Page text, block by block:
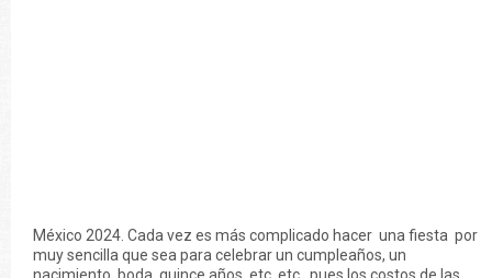
México 2024. Cada vez es más complicado hacer una fiesta por
muy sencilla que sea para celebrar un cumpleaños, un